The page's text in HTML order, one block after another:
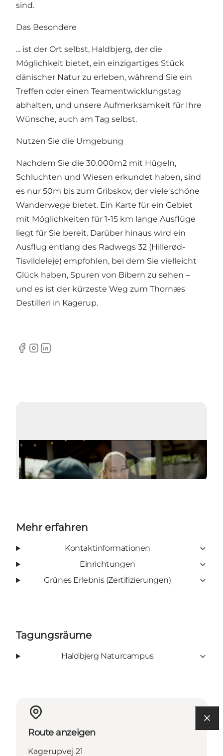
sind.
Das Besondere
... ist der Ort selbst, Haldbjerg, der die
Möglichkeit bietet, ein einzigartiges Stück
dänischer Natur zu erleben, während Sie ein
Treffen oder einen Teamentwicklungstag
abhalten, und unsere Aufmerksamkeit für Ihre
Wünsche, auch am Tag selbst.
Nutzen Sie die Umgebung
Nachdem Sie die 30.000m2 mit Hügeln,
Schluchten und Wiesen erkundet haben, sind
es nur 50m bis zum Gribskov, der viele schöne
Wanderwege bietet. Ein Karte für ein Gebiet
mit Möglichkeiten für 1-15 km lange Ausflüge
liegt für Sie bereit. Darüber hinaus wird ein
Ausflug entlang des Radwegs 32 (Hillerød-
Tisvildeleje) empfohlen, bei dem Sie vielleicht
Glück haben, Spuren von Bibern zu sehen –
und es ist der kürzeste Weg zum Thornæs
Destilleri in Kagerup.
Facebook
Instagram
LinkedIn
Video abspielen
Mehr erfahren
Kontaktinformationen
Einrichtungen
Grünes Erlebnis (Zertifizierungen)
Tagungsräume
Haldbjerg Naturcampus
Route anzeigen
Kagerupvej 21